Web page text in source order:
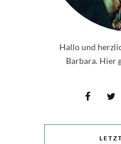
Hallo und
Barbara. Hier